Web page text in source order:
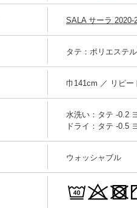
SALA サーラ 2020-
タテ：ポリエステ
巾141cm ／ リピ
水洗い：タテ -0.2
ドライ：タテ -0.5
ウォッシャブル